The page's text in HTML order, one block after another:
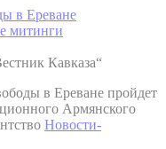
Кавказа“
в Ереване пройдет
Армянского
Новости-